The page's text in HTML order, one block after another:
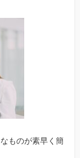
ものが素早く簡